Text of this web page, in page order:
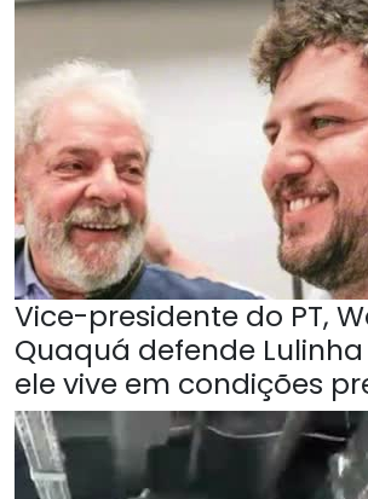
Vice-presidente do PT,
Quaquá defende
ele vive em condições